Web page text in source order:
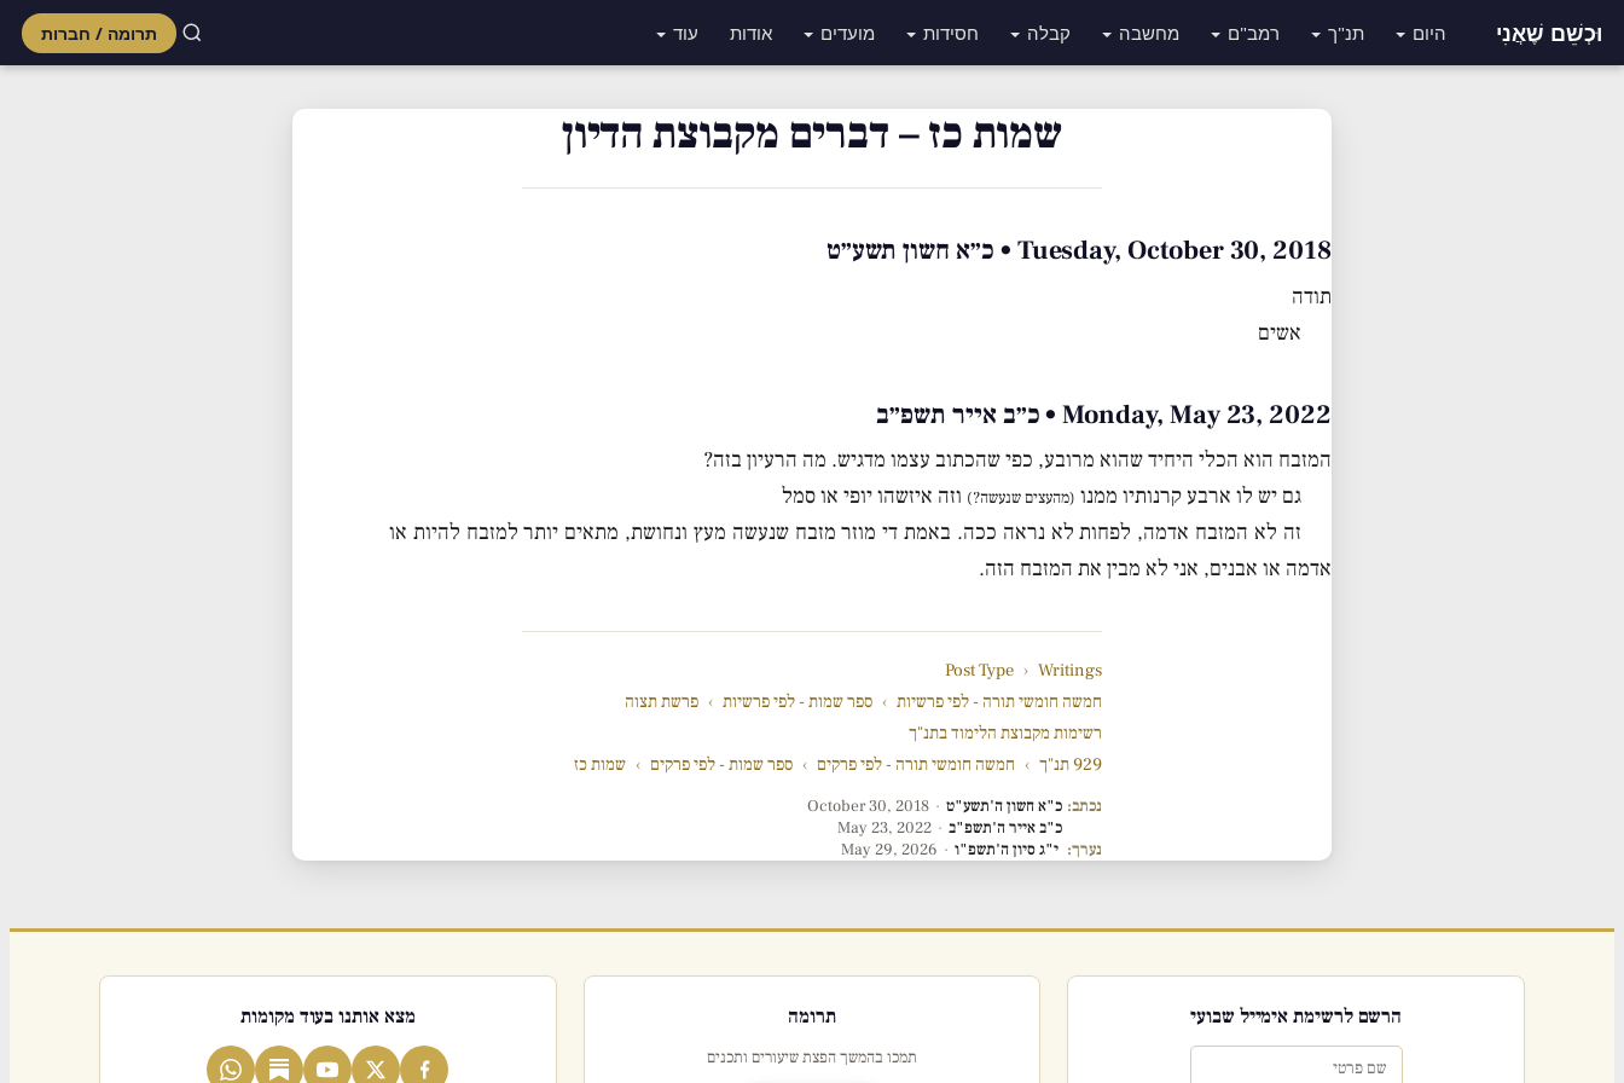
וּכְשֵׁם שֶׁאֲנִי היום תנ"ך רמב"ם מחשבה קבלה חסידות מועדים אודות עוד תרומה / חברות
שמות כז – דברים מקבוצת הדיון
Tuesday, October 30, 2018 • כ״א חשון תשע״ט
תודה
אשים
Monday, May 23, 2022 • כ״ב אייר תשפ״ב
המזבח הוא הכלי היחיד שהוא מרובע, כפי שהכתוב עצמו מדגיש. מה הרעיון בזה?
גם יש לו ארבע קרנותיו ממנו (מהעצים שנעשה?) וזה איזשהו יופי או סמל
זה לא המזבח אדמה, לפחות לא נראה ככה. באמת די מוזר מזבח שנעשה מעץ ונחושת, מתאים יותר למזבח להיות או
אדמה או אבנים, אני לא מבין את המזבח הזה.
Post Type › Writings
חמשה חומשי תורה - לפי פרשיות › ספר שמות - לפי פרשיות › פרשת תצוה
רשימות מקבוצת הלימוד בתנ"ך
929 תנ"ך
› חמשה חומשי תורה - לפי פרקים › ספר שמות - לפי פרקים › שמות כז
נכתב: כ"א חשון ה'תשע"ט ·
October 30, 2018
כ"ב אייר ה'תשפ"ב ·
May 23, 2022
נערך: י"ג סיון ה'תשפ"ו ·
May 29, 2026
הרשם לרשימת אימייל שבועי תרומה
תמכו בהמשך הפצת שיעורים ותכנים
מצא אותנו בעוד מקומות